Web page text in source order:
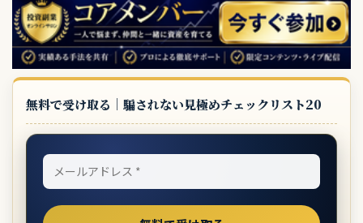
無料で受け取る｜騙されない見極めチェックリスト20